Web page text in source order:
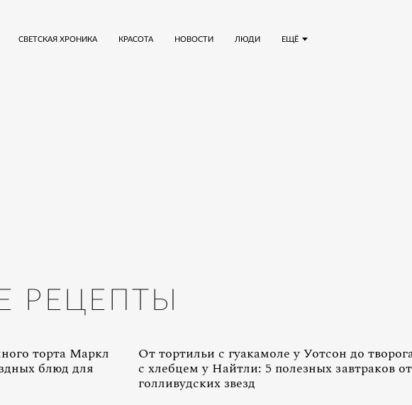
ЕЩЁ
СВЕТСКАЯ ХРОНИКА КРАСОТА НОВОСТИ ЛЮДИ
РЕЦЕПТЫ
торта Маркл
блюд для
От тортильи с гуакамоле у Уотсон до
с хлебцем у Найтли: 5 полезных завтраков от
голливудских звезд